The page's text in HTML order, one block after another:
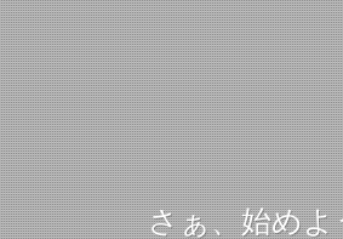
さぁ、始めよ